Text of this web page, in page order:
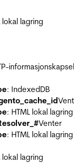
lokal lagring
informasjonskapsel
: IndexedDB
: HTML lokal lagring
Venter
: HTML lokal lagring
lokal lagring